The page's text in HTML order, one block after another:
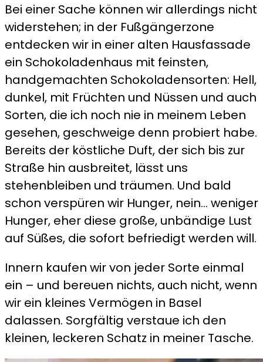
Bei einer Sache können wir allerdings nicht
widerstehen; in der Fußgängerzone
entdecken wir in einer alten Hausfassade
ein Schokoladenhaus mit feinsten,
handgemachten Schokoladensorten: Hell,
dunkel, mit Früchten und Nüssen und auch
Sorten, die ich noch nie in meinem Leben
gesehen, geschweige denn probiert habe.
Bereits der köstliche Duft, der sich bis zur
Straße hin ausbreitet, lässt uns
stehenbleiben und träumen. Und bald
schon verspüren wir Hunger, nein… weniger
Hunger, eher diese große, unbändige Lust
auf Süßes, die sofort befriedigt werden will.
Innern kaufen wir von jeder Sorte einmal
ein – und bereuen nichts, auch nicht, wenn
wir ein kleines Vermögen in Basel
dalassen. Sorgfältig verstaue ich den
kleinen, leckeren Schatz in meiner Tasche.